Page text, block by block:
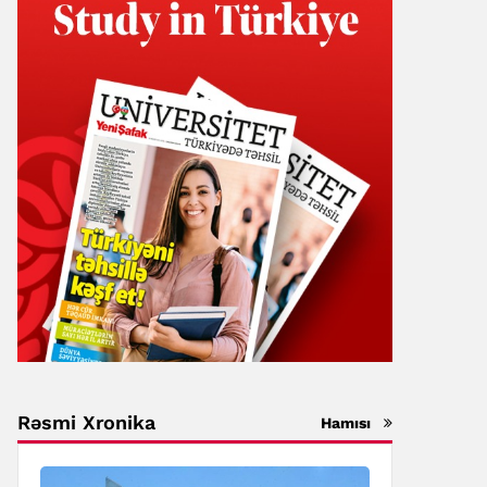
Rəsmi Xronika Hamısı